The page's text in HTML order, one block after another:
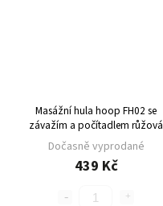
Masážní hula hoop FH02 se
závažím a počítadlem růžová
Dočasně vyprodané
439 Kč